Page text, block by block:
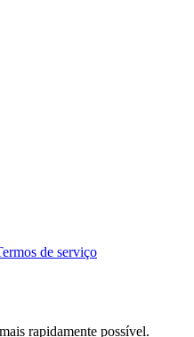
de serviço
rapidamente possível.